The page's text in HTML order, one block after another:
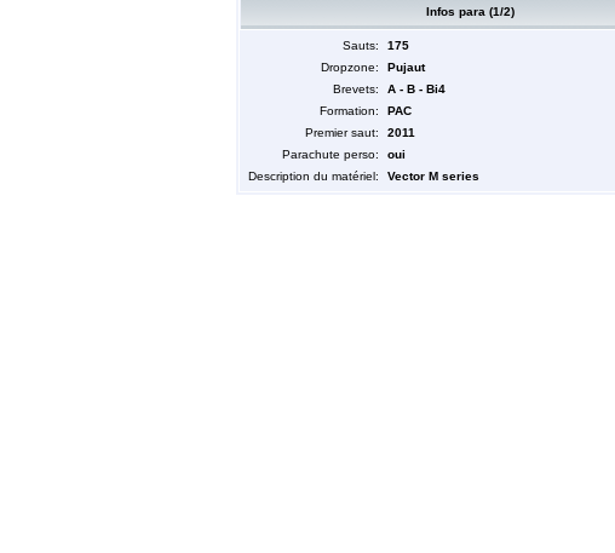
Infos para (1/2)
Sauts:
175
Dropzone:
Pujaut
Brevets:
A - B - Bi4
Formation:
PAC
Premier saut:
2011
Parachute perso:
oui
Description du matériel:
Vector M series